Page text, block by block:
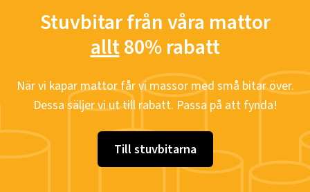
Stuvbitar från våra mattor
allt80% rabatt
När vi kapar mattor får vi massor med små bitar över.
Dessa säljer vi ut till rabatt. Passa på att fynda!
Till stuvbitarna